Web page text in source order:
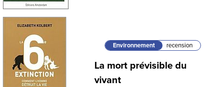
Environnement recension
La mort prévisible du
vivant